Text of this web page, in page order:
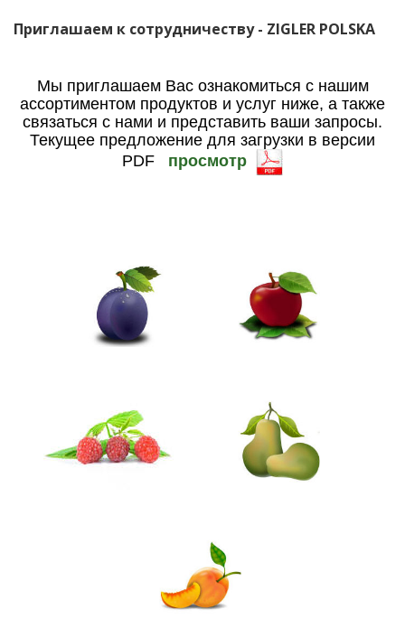
Приглашаем к сотрудничеству - ZIGLER POLSKA
Мы приглашаем Вас ознакомиться с нашим
ассортиментом продуктов и услуг ниже, а также
связаться с нами и представить ваши запросы.
Текущее предложение для загрузки в версии
PDF просмотр